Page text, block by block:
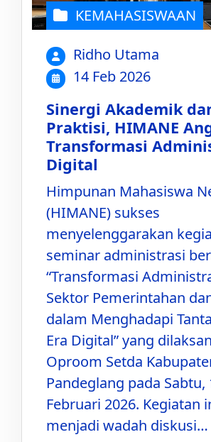
KEMAHASISWAAN
Ridho Utama
14 Feb 2026
Sinergi Akademik
Praktisi, HIMANE
Transformasi
Digital
Himpunan Mahasiswa
(HIMANE) sukses
menyelenggarakan
seminar administrasi
“Transformasi
Sektor Pemerintahan
dalam Menghadapi
Era Digital” yang
Oproom Setda
Pandeglang pada Sabtu,
Februari 2026. Kegiatan
menjadi wadah diskusi…